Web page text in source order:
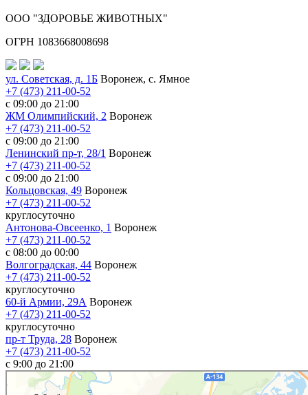
ООО "ЗДОРОВЬЕ ЖИВОТНЫХ"
ОГРН 1083668008698
ул. Советская, д. 1Б Воронеж, с. Ямное
+7 (473) 211-00-52
с 09:00 до 21:00
ЖМ Олимпийский, 2 Воронеж
+7 (473) 211-00-52
с 09:00 до 21:00
Ленинский пр-т, 28/1 Воронеж
+7 (473) 211-00-52
с 09:00 до 21:00
Кольцовская, 49 Воронеж
+7 (473) 211-00-52
круглосуточно
Антонова-Овсеенко, 1 Воронеж
+7 (473) 211-00-52
с 08:00 до 00:00
Волгоградская, 44 Воронеж
+7 (473) 211-00-52
круглосуточно
60-й Армии, 29А Воронеж
+7 (473) 211-00-52
круглосуточно
пр-т Труда, 28 Воронеж
+7 (473) 211-00-52
c 9:00 до 21:00